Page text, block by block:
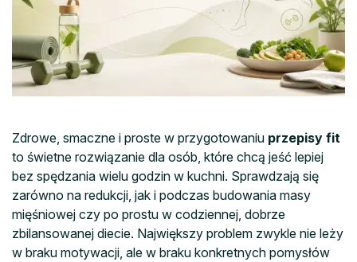
Zdrowe, smaczne i proste w przygotowaniu przepisy fit
to świetne rozwiązanie dla osób, które chcą jeść lepiej
bez spędzania wielu godzin w kuchni. Sprawdzają się
zarówno na redukcji, jak i podczas budowania masy
mięśniowej czy po prostu w codziennej, dobrze
zbilansowanej diecie. Największy problem zwykle nie leży
w braku motywacji, ale w braku konkretnych pomysłów